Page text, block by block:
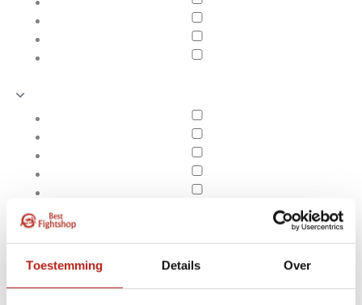
Toestemming Details Over